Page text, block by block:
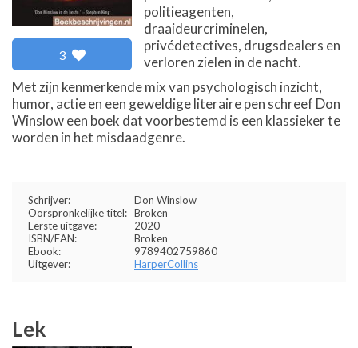
3
politieagenten,
draaideurcriminelen,
privédetectives, drugsdealers en
verloren zielen in de nacht.
Met zijn kenmerkende mix van psychologisch inzicht,
humor, actie en een geweldige literaire pen schreef Don
Winslow een boek dat voorbestemd is een klassieker te
worden in het misdaadgenre.
Schrijver:
Don Winslow
Oorspronkelijke titel: Broken
Eerste uitgave:
2020
ISBN/EAN:
Broken
Ebook:
9789402759860
Uitgever:
HarperCollins
Lek